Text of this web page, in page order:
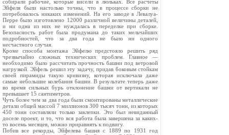
собирали рабочие, которые висели в люльках. Все расчеты
Эйфеля были настолько точны, что в процессе сборки не
потребовалось никаких изменений. На его заводе в Левалуа-
Перре было изготовлено 12000 различной величины деталей,
и ни одна из них не нуждалась в переделке при сборке.
Безопасность работ была продумана до таких мельчайших
подробностей, что за два года не было ни одного
несчастного случая.
Кроме способа монтажа Эйфелю предстояло решить ряд
чрезвычайно сложных технических проблем. Главное —
необходимо было рассчитать прочность башни под ветровой
нагрузкой. Эйфель решил эту задачу, придав боковым стойкам
своей пирамиды такую кривизну, которая исключала даже
самые небольшие колебания башни. В результате теперь даже
во время сильных бурь отклонение башни от вертикали не
превышает 15 сантиметров.
Чуть более чем за два года были смонтированы металлические
детали общей массой 7 миллионов 300 тысяч тонн, из которых
450 тонн составляли только заклепки. Это был невиданный
доселе проект, и то, что вся работа была завершена за каких-
то восемь месяцев, можно приравнять к подвигу.
Побив все рекорды, Эйфелева башня с 1889 по 1931 год